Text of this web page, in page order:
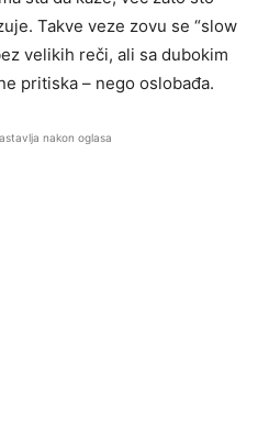
Takve veze zovu se “slow
velikih reči, ali sa dubokim
pritiska – nego oslobađa.
nakon oglasa